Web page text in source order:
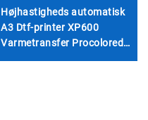
Højhastigheds automatisk
A3 Dtf-printer XP600
Varmetransfer Procolored